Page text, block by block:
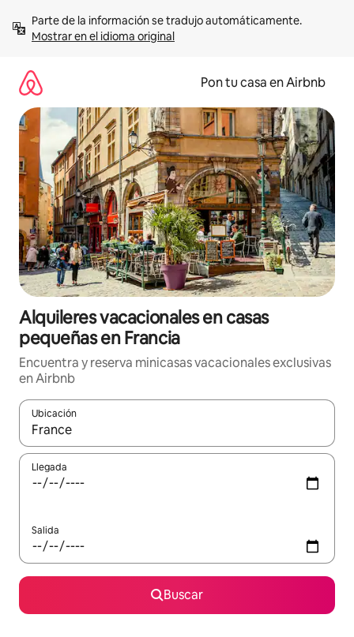
contenidoMostrar en el idioma original
Pon tu casa en Airbnb
Alquileres vacacionales en casas
pequeñas en Francia
Encuentra y reserva minicasas vacacionales exclusivas
en Airbnb
Ubicación
Cuando los resultados estén disponibles, navega con las
Llegada
Salida
Buscar